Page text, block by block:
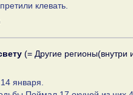
клевать.
(= Другие регионы(внутри
января.